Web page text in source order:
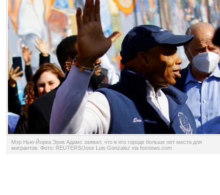
Мэр Нью-Йорка Эрик Адамс заявил, что в его городе больше нет места для
мигрантов. Фото: REUTERS/Jose Luis Gonzalez via foxnews.com